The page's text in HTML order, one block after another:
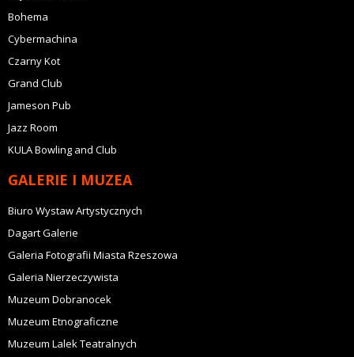
Bohema
Cybermachina
Czarny Kot
Grand Club
Jameson Pub
Jazz Room
KULA Bowling and Club
GALERIE I MUZEA
Biuro Wystaw Artystycznych
Dagart Galerie
Galeria Fotografii Miasta Rzeszowa
Galeria Nierzeczywista
Muzeum Dobranocek
Muzeum Etnograficzne
Muzeum Lalek Teatralnych